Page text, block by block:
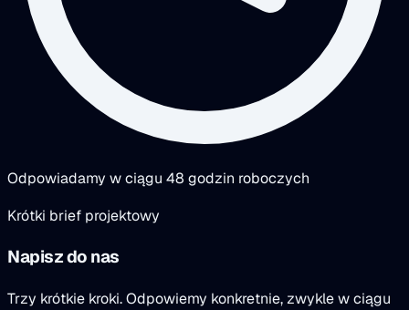
Odpowiadamy w ciągu 48 godzin roboczych
Krótki brief projektowy
Napisz do nas
Trzy krótkie kroki. Odpowiemy konkretnie, zwykle w ciągu